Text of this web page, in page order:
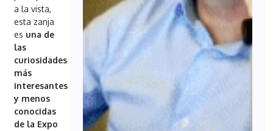
a la vista,
esta zanja
es una de
las
curiosidades
más
interesantes
y menos
conocidas
de la Expo